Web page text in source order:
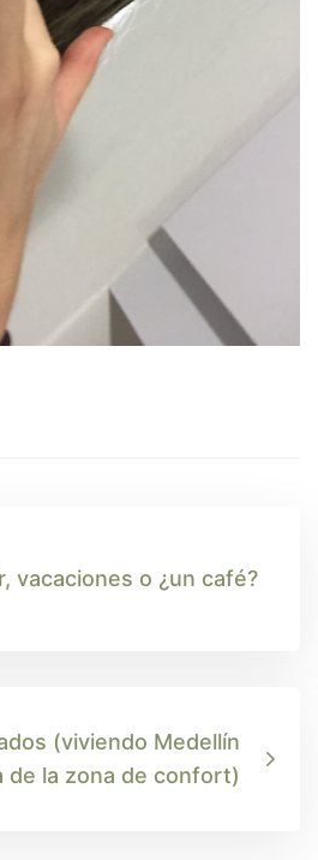
vacaciones o ¿un café?
(viviendo Medellín
de la zona de confort)